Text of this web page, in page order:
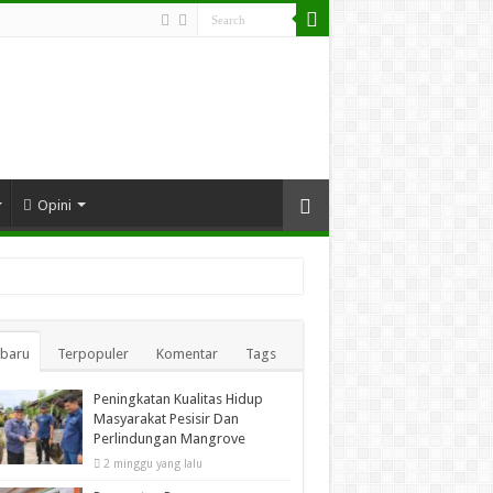
Opini
Terpopuler Komentar Tags
Peningkatan Kualitas Hidup
Masyarakat Pesisir Dan
Perlindungan Mangrove
2 minggu yang lalu